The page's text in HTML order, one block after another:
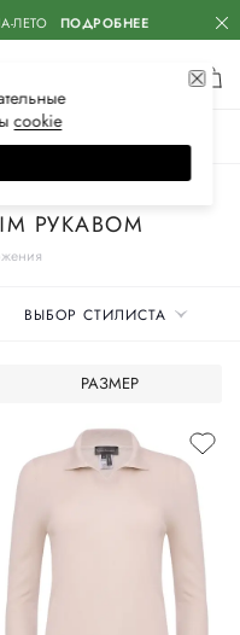
ЛЕТО ПОДРОБНЕЕ
РУКАВОМ
ВЫБОР СТИЛИСТА
РАЗМЕР
сооkiе